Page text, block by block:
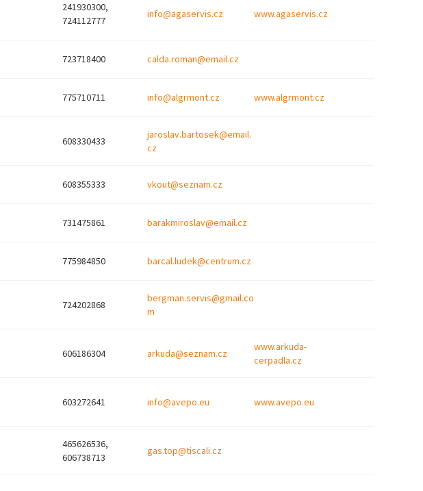
241930300,
724112777
info@agaservis.cz www.agaservis.cz
723718400 calda.roman@email.cz
775710711 info@algrmont.cz www.algrmont.cz
608330433
jaroslav.bartosek@email.
cz
608355333 vkout@seznam.cz
731475861 barakmiroslav@email.cz
775984850 barcal.ludek@centrum.cz
724202868
bergman.servis@gmail.co
m
606186304 arkuda@seznam.cz
www.arkuda-
cerpadla.cz
603272641 info@avepo.eu www.avepo.eu
465626536,
606738713
gas.top@tiscali.cz